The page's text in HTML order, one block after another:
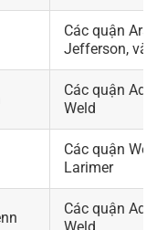
Các quận
Jefferson, và
Các quận
Weld
Các quận
Larimer
Các quận